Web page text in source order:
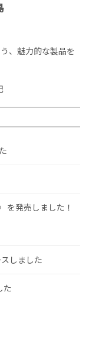
、魅力的な製品を
を発売しました！
しました
た